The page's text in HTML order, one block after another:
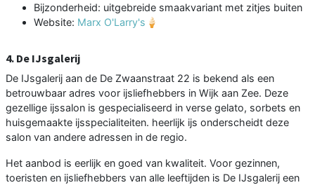
Bijzonderheid: uitgebreide smaakvariant met zitjes buiten
Website: Marx O'Larry's🍦
4. De IJsgalerij
De IJsgalerij aan de De Zwaanstraat 22 is bekend als een
betrouwbaar adres voor ijsliefhebbers in Wijk aan Zee. Deze
gezellige ijssalon is gespecialiseerd in verse gelato, sorbets en
huisgemaakte ijsspecialiteiten. heerlijk ijs onderscheidt deze
salon van andere adressen in de regio.
Het aanbod is eerlijk en goed van kwaliteit. Voor gezinnen,
toeristen en ijsliefhebbers van alle leeftijden is De IJsgalerij een